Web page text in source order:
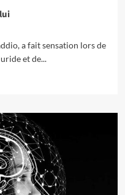
a fait sensation lors de
et de...